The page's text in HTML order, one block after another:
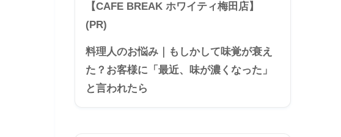
【CAFE BREAK ホワイティ梅田店】
(PR)
料理人のお悩み｜もしかして味覚が衰え
た？お客様に「最近、味が濃くなった」
と言われたら